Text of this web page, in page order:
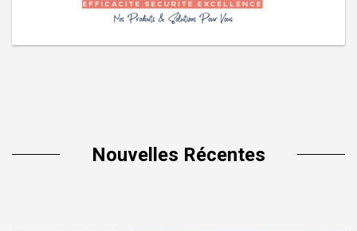
Nouvelles Récentes